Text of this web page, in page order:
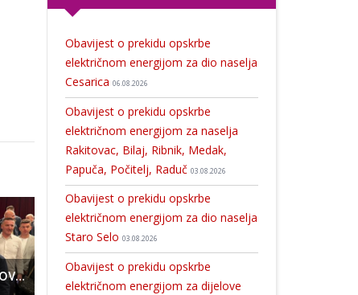
Ivan Radošević novi predsjednik TO HDZ-a Gospić Vodičankama Gospić kup, najbolji strijelac turnira Lora Orešković
Obavijest o prekidu opskrbe
električnom energijom za dio naselja
Cesarica 06.08.2026
Obavijest o prekidu opskrbe
električnom energijom za naselja
Rakitovac, Bilaj, Ribnik, Medak,
Papuča, Počitelj, Raduč 03.08.2026
Obavijest o prekidu opskrbe
električnom energijom za dio naselja
Staro Selo 03.08.2026
Obavijest o prekidu opskrbe
električnom energijom za dijelove